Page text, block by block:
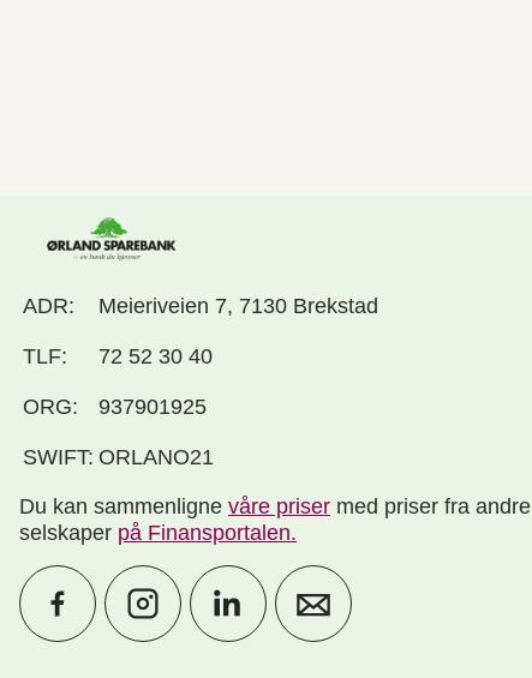
ADR: Meieriveien 7, 7130 Brekstad
TLF: 72 52 30 40
ORG: 937901925
SWIFT: ORLANO21
Du kan sammenlignevåre priser med priser fra andre
selskaper på Finansportalen.